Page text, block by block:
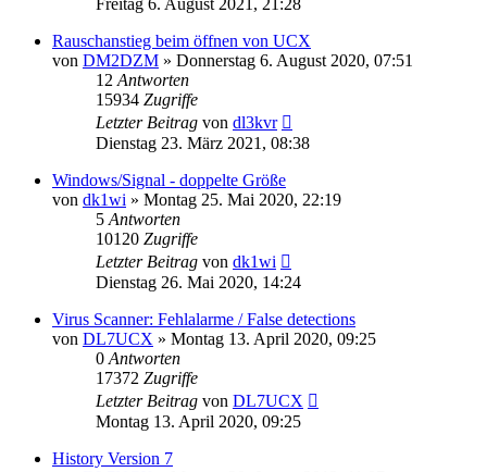
Rauschanstieg beim öffnen von UCX
von DM2DZM » Donnerstag 6. August 2020, 07:51
12 Antworten
15934 Zugriffe
Letzter Beitrag von dl3kvr
Dienstag 23. März 2021, 08:38
Windows/Signal - doppelte Größe
von dk1wi » Montag 25. Mai 2020, 22:19
5 Antworten
10120 Zugriffe
Letzter Beitrag von dk1wi
Dienstag 26. Mai 2020, 14:24
Virus Scanner: Fehlalarme / False detections
von DL7UCX » Montag 13. April 2020, 09:25
0 Antworten
17372 Zugriffe
Letzter Beitrag von DL7UCX
Montag 13. April 2020, 09:25
History Version 7